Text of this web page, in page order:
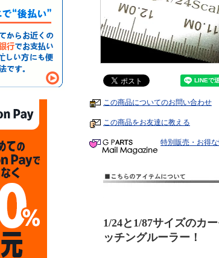
この商品についてのお問い合わせ
この商品をお友達に教える
特別販売・お得
1/24と1/87サイズのカ
ッチングルーラー！